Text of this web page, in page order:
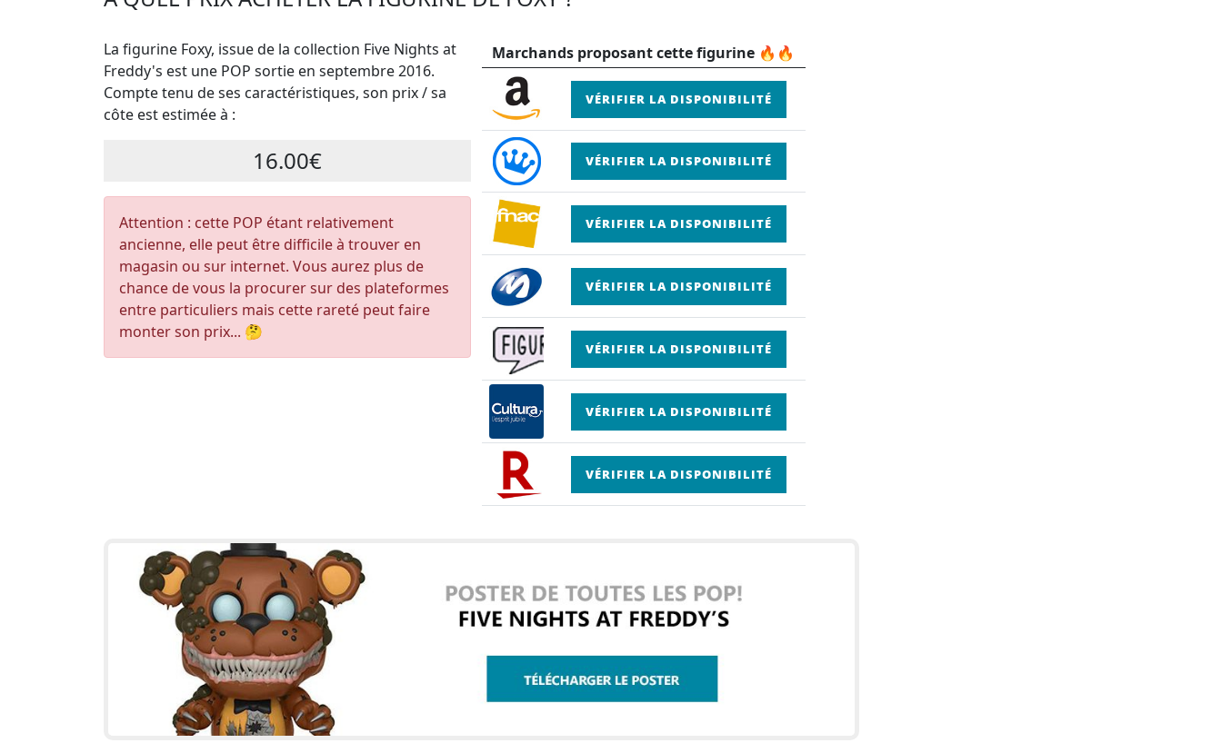
La figurine Foxy, issue de la collection Five Nights at
Freddy's est une POP sortie en septembre 2016.
Compte tenu de ses caractéristiques, son prix / sa
côte est estimée à :
16.00€
Attention : cette POP étant relativement
ancienne, elle peut être difficile à trouver en
magasin ou sur internet. Vous aurez plus de
chance de vous la procurer sur des plateformes
entre particuliers mais cette rareté peut faire
monter son prix... 🤔
Marchands proposant cette figurine 🔥🔥
VÉRIFIER LA DISPONIBILITÉ
VÉRIFIER LA DISPONIBILITÉ
VÉRIFIER LA DISPONIBILITÉ
VÉRIFIER LA DISPONIBILITÉ
VÉRIFIER LA DISPONIBILITÉ
VÉRIFIER LA DISPONIBILITÉ
VÉRIFIER LA DISPONIBILITÉ